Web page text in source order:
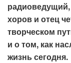
радиоведущий,
хоров и отец
творческом
и о том, как
жизнь сегодня.